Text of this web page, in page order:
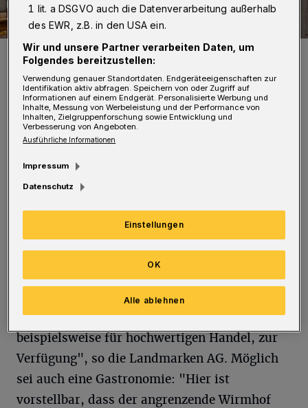
Im stehen gebliebenen Kellergeschoss des ehemaligen
Kaufhauses Koch am Wall wurde die Zeitkapsel für künftige
Foto: Landmarken
Treuhand GmbH, die rund 4.400
Quadratmeter große Büroräume bezieht.
"Darüber hinaus stehen im Erdgeschoss und
im ersten Obergeschoss des Neubaus
zusammen noch zirka 2.100 Quadratmeter,
beispielsweise für hochwertigen Handel, zur
Verfügung", so die Landmarken AG. Möglich
sei auch eine Gastronomie: "Hier ist
vorstellbar, dass der angrenzende Wirmhof
1 lit. a DSGVO auch die Datenverarbeitung außerhalb
des EWR, z.B. in den USA ein.
Wir und unsere Partner verarbeiten Daten, um
Folgendes bereitzustellen:
Verwendung genauer Standortdaten. Endgeräteeigenschaften zur
Identifikation aktiv abfragen. Speichern von oder Zugriff auf
Informationen auf einem Endgerät. Personalisierte Werbung und
Inhalte, Messung von Werbeleistung und der Performance von
Inhalten, Zielgruppenforschung sowie Entwicklung und
Verbesserung von Angeboten.
Ausführliche Informationen
Impressum
Datenschutz
Einstellungen
Alle ablehnen
OK